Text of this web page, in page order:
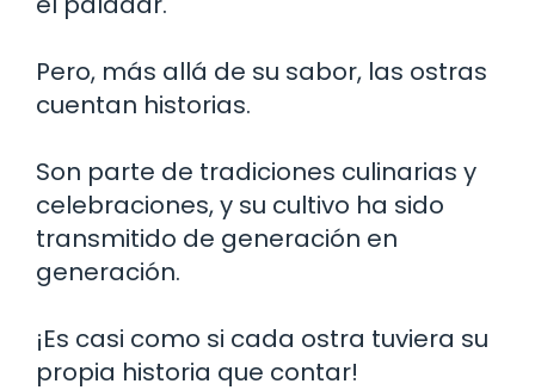
Pero, más allá de su sabor, las ostras
cuentan historias.
Son parte de tradiciones culinarias y
celebraciones, y su cultivo ha sido
transmitido de generación en
generación.
¡Es casi como si cada ostra tuviera su
propia historia que contar!